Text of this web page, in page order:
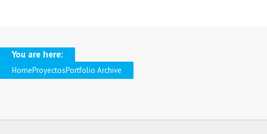
You are here:
HomeProyectosPortfolio Archive